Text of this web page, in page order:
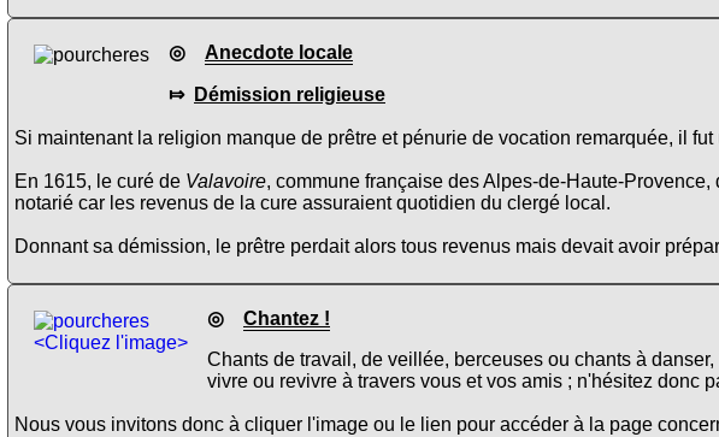
◎ Anecdote locale
⤇ Démission religieuse
Si maintenant la religion manque de prêtre et pénurie de vocation remarquée, il
En 1615, le curé de Valavoire, commune française des Alpes-de-Haute-
notarié car les revenus de la cure assuraient quotidien du clergé local.
Donnant sa démission, le prêtre perdait alors tous revenus mais devait avoir
<Cliquez l'image>
◎ Chantez !
Chants de travail, de veillée, berceuses ou chants à
vivre ou revivre à travers vous et vos amis ; n'hésitez donc
Nous vous invitons donc à cliquer l'image ou le lien pour accéder à la page